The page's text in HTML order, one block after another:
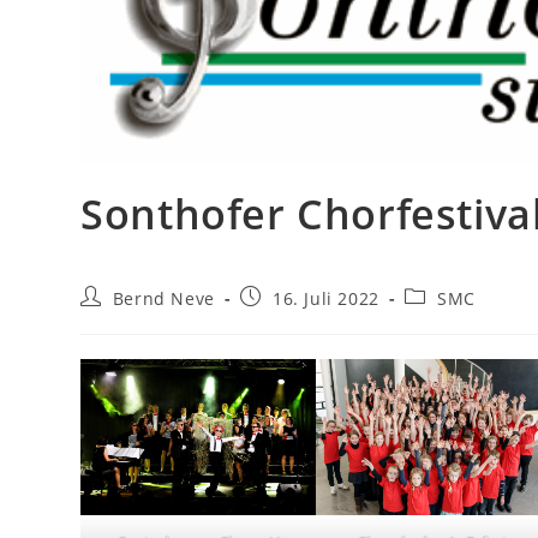
Sonthofer
Beitrags-
Bernd Neve
Beitrag16. Juli 2022
Beitrags-
SMC